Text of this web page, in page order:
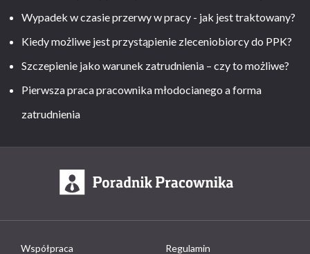
Wypadek w czasie przerwy w pracy - jak jest traktowany?
Kiedy możliwe jest przystąpienie zleceniobiorcy do PPK?
Szczepienie jako warunek zatrudnienia – czy to możliwe?
Pierwsza praca pracownika młodocianego a forma
zatrudnienia
Współpraca
Regulamin